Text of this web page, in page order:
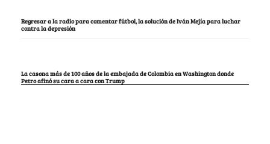
Regresar a la radio para comentar fútbol, la solución de Iván Mejía para luchar
contra la depresión
La casona más de 100 años de la embajada de Colombia en Washington donde
Petro afinó su cara a cara con Trump